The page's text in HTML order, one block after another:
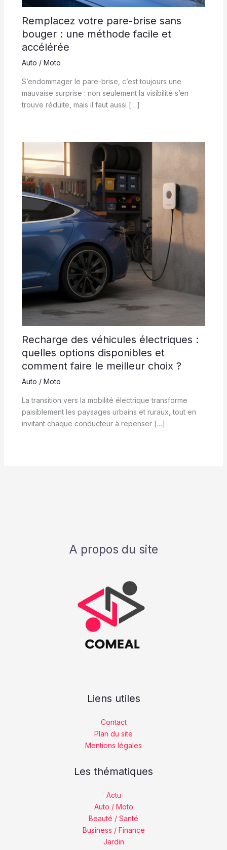
Remplacez votre pare-brise sans
bouger : une méthode facile et
accélérée
Auto / Moto
S’endommager le pare-brise, c’est toujours une
mauvaise surprise : non seulement la visibilité s’en
trouve réduite, mais il faut aussi […]
Recharge des véhicules électriques :
quelles options disponibles et
comment faire le meilleur choix ?
Auto / Moto
La transition vers la mobilité électrique transforme
paisiblement les paysages urbains et ruraux, tout en
invitant chaque conducteur à repenser […]
A propos du site
Liens utiles
Contact
Plan du site
Mentions légales
Les thématiques
Actu
Auto / Moto
Beauté / Santé
Business / Finance
Jardin